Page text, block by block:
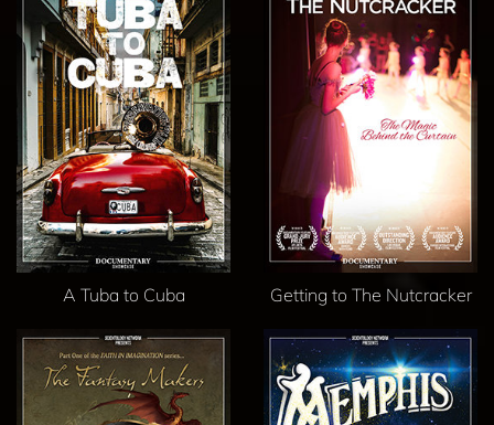
A Tuba to Cuba Getting to The Nutcracker